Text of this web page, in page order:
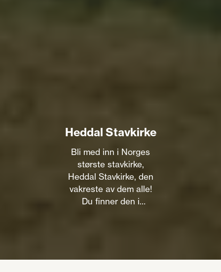
Heddal Stavkirke
Bli med inn i Norges
største stavkirke,
Heddal Stavkirke, den
vakreste av dem alle!
Du finner den i